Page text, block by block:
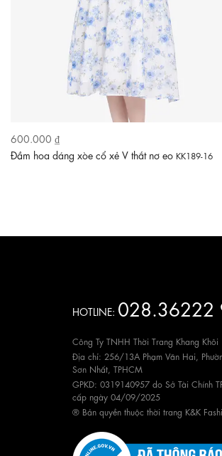
600.000 ₫
Đầm hoa dáng xòe cổ xẻ V thắt nơ eo KK189-16
HOTLINE: 028.36222
Công Ty TNHH Thời Trang Khang Khôi
Địa chỉ: 256/13A Phạm Văn Hai,
Sơn Nhất, TPHCM
GPKD: 0319140957 do Sở Tài Chính
cấp ngày 04/09/2025
® Bản quyền thuộc thời trang K&K